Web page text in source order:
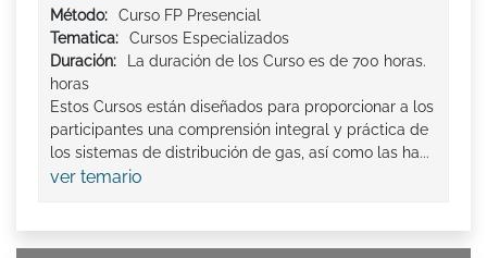
Método:
Curso FP Presencial
Tematica:
Cursos Especializados
Duración:
La duración de los Curso es de 700 horas.
horas
Estos Cursos están diseñados para proporcionar a los
participantes una comprensión integral y práctica de
los sistemas de distribución de gas, así como las ha...
ver temario